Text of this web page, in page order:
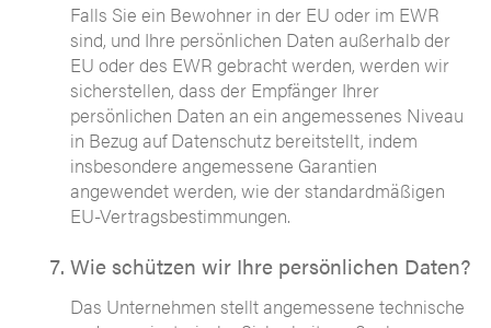
Falls Sie ein Bewohner in der EU oder im EWR
sind, und Ihre persönlichen Daten außerhalb der
EU oder des EWR gebracht werden, werden wir
sicherstellen, dass der Empfänger Ihrer
persönlichen Daten an ein angemessenes Niveau
in Bezug auf Datenschutz bereitstellt, indem
insbesondere angemessene Garantien
angewendet werden, wie der standardmäßigen
EU-Vertragsbestimmungen.
Wie schützen wir Ihre persönlichen Daten?
Das Unternehmen stellt angemessene technische